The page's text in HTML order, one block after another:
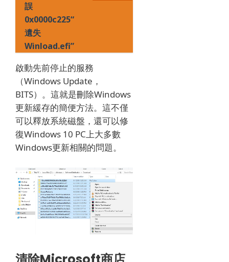
誤
0x0000c225“
遺失
Winload.efi”
啟動先前停止的服務
（Windows Update，
BITS）。 這就是刪除Windows
更新緩存的簡便方法。 這不僅
可以釋放系統磁盤，還可以修
復Windows 10 PC上大多數
Windows更新相關的問題。